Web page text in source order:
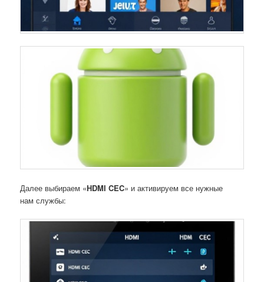
Далее выбираем «HDMI CEC» и активируем все нужные
нам службы: